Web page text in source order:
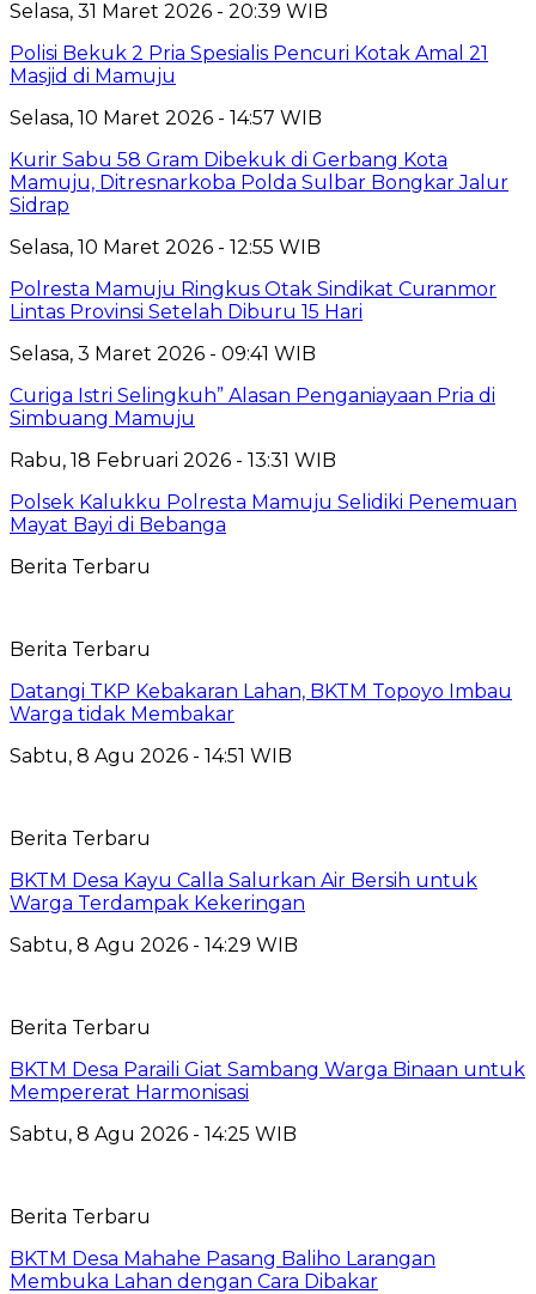
Selasa, 31 Maret 2026 - 20:39 WIB
Polisi Bekuk 2 Pria Spesialis Pencuri Kotak Amal 21
Masjid di Mamuju
Selasa, 10 Maret 2026 - 14:57 WIB
Kurir Sabu 58 Gram Dibekuk di Gerbang Kota
Mamuju, Ditresnarkoba Polda Sulbar Bongkar Jalur
Sidrap
Selasa, 10 Maret 2026 - 12:55 WIB
Polresta Mamuju Ringkus Otak Sindikat Curanmor
Lintas Provinsi Setelah Diburu 15 Hari
Selasa, 3 Maret 2026 - 09:41 WIB
Curiga Istri Selingkuh” Alasan Penganiayaan Pria di
Simbuang Mamuju
Rabu, 18 Februari 2026 - 13:31 WIB
Polsek Kalukku Polresta Mamuju Selidiki Penemuan
Mayat Bayi di Bebanga
Berita Terbaru
Berita Terbaru
Datangi TKP Kebakaran Lahan, BKTM Topoyo Imbau
Warga tidak Membakar
Sabtu, 8 Agu 2026 - 14:51 WIB
Berita Terbaru
BKTM Desa Kayu Calla Salurkan Air Bersih untuk
Warga Terdampak Kekeringan
Sabtu, 8 Agu 2026 - 14:29 WIB
Berita Terbaru
BKTM Desa Paraili Giat Sambang Warga Binaan untuk
Mempererat Harmonisasi
Sabtu, 8 Agu 2026 - 14:25 WIB
Berita Terbaru
BKTM Desa Mahahe Pasang Baliho Larangan
Membuka Lahan dengan Cara Dibakar